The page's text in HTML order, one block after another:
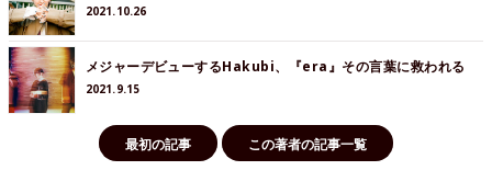
2021.10.26
メジャーデビューするHakubi、『era』その言葉に救われる
2021.9.15
最初の記事 この著者の記事一覧